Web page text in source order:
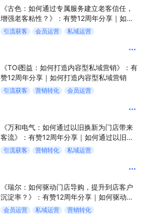
社群交流
设计服务商
数据通服务
《古色：如何通过专属服务建立老客信任，
增强老客粘性？》：有赞12周年分享｜如何
通过专属服务建立老客信任，增强老客粘
性？
引流获客 会员运营 私域运营
《TOi图益：如何打造内容型私域营销》：有
赞12周年分享｜如何打造内容型私域营销
引流获客 营销转化 会员运营
《万和电气：如何通过以旧换新为门店带来
客流》：有赞12周年分享｜如何通过以旧换
新为门店带来客流
引流获客 营销转化 私域运营
《瑞尔：如何驱动门店导购，提升到店客户
沉淀率？》：有赞12周年分享｜如何驱动门
店导购，提升到店客户沉淀率？
会员运营 私域运营 营销转化